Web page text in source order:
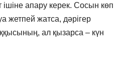
апару керек. Сосын көп
жетпей жатса, дәрігер
ал қызарса – күн